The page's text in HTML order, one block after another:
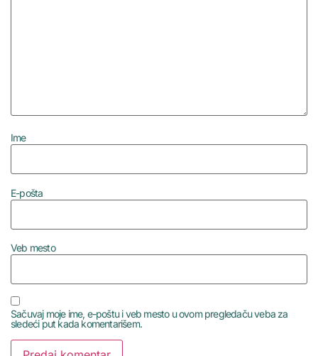
Ime
E-pošta
Veb mesto
Sačuvaj moje ime, e-poštu i veb mesto u ovom pregledaču veba za
sledeći put kada komentarišem.